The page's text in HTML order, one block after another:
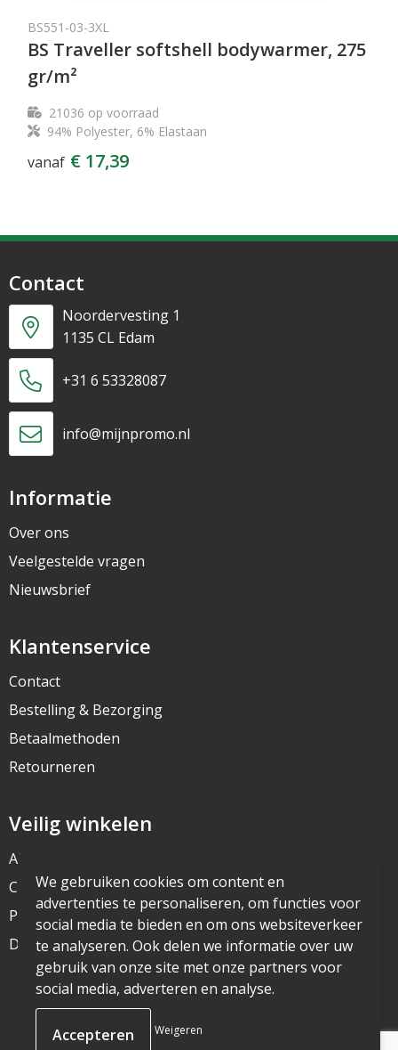
BS551-03-3XL
BS Traveller softshell bodywarmer, 275
gr/m²
21036 op voorraad
94% Polyester, 6% Elastaan
vanaf € 17,39
Contact
Noordervesting 1
1135 CL Edam
+31 6 53328087
info@mijnpromo.nl
Informatie
Over ons
Veelgestelde vragen
Nieuwsbrief
Klantenservice
Contact
Bestelling & Bezorging
Betaalmethoden
Retourneren
Veilig winkelen
Algemene voorwaarden
Cookieverklaring
Privacyverklaring
Disclaimer
© Copyright mijnpromo.nl 2025
We gebruiken cookies om content en
advertenties te personaliseren, om functies voor
social media te bieden en om ons websiteverkeer
te analyseren. Ook delen we informatie over uw
gebruik van onze site met onze partners voor
social media, adverteren en analyse.
Weigeren